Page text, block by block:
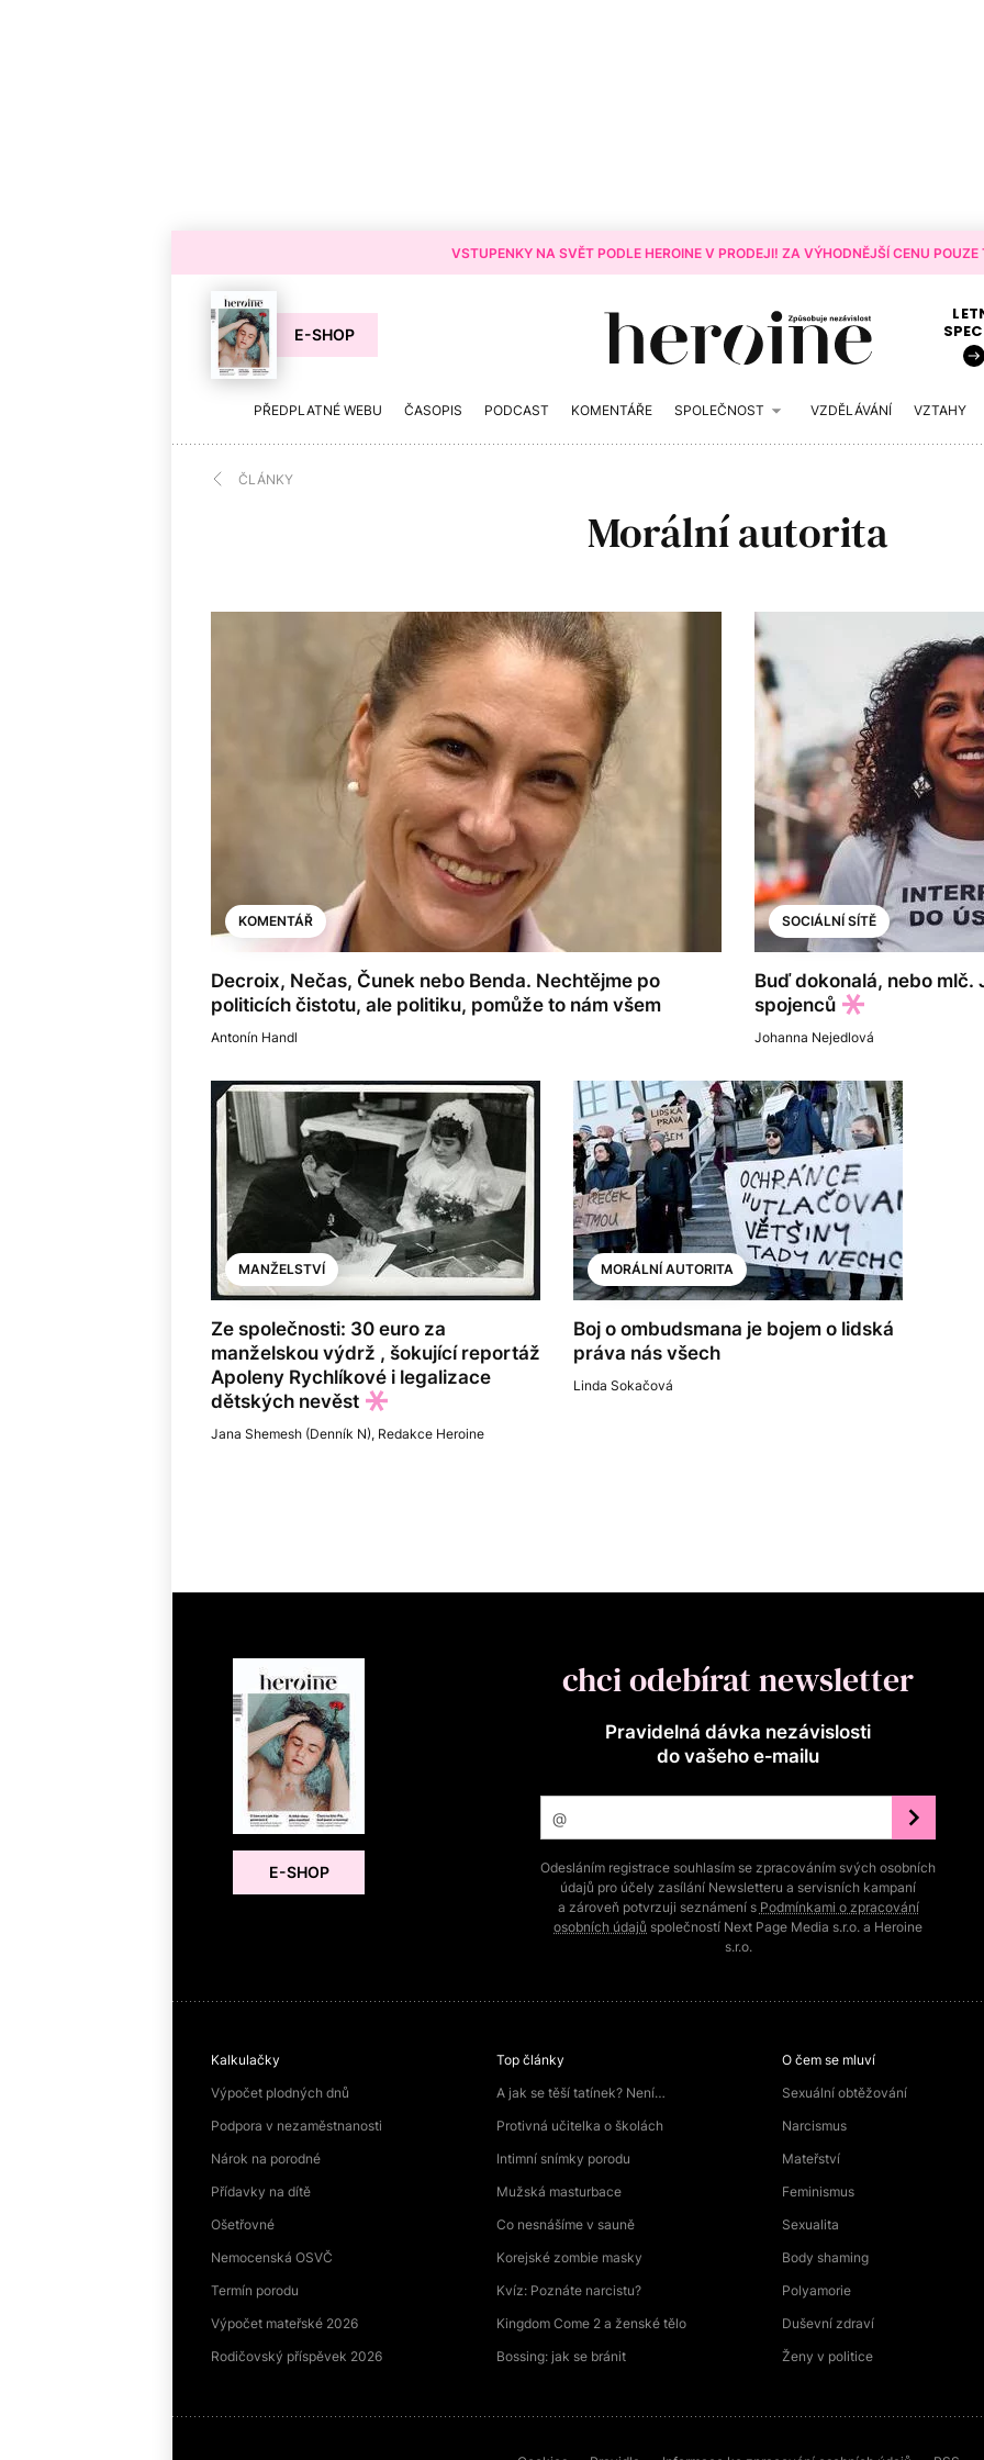
VSTUPENKY NA SVĚT PODLE HEROINE V PRODEJI! ZA VÝHODNĚJŠÍ CENU
E-SHOP
PŘEDPLATNÉ WEBU ČASOPIS PODCAST KOMENTÁŘE SPOLEČNOST VZDĚLÁVÁNÍ VZTAHY
ČLÁNKY
Morální autorita
KOMENTÁŘ
Decroix, Nečas, Čunek nebo Benda. Nechtějme po
politicích čistotu, ale politiku, pomůže to nám všem
Antonín Handl
SOCIÁLNÍ SÍTĚ
Buď dokonalá, nebo mlč.
spojenců
Johanna Nejedlová
MANŽELSTVÍ
Ze společnosti: 30 euro za
manželskou výdrž , šokující reportáž
Apoleny Rychlíkové i legalizace
dětských nevěst
Jana Shemesh (Denník N), Redakce Heroine
MORÁLNÍ AUTORITA
Boj o ombudsmana je bojem o lidská
práva nás všech
Linda Sokačová
E-SHOP
chci odebírat newsletter
Pravidelná dávka nezávislosti
do vašeho e‑mailu
Odesláním registrace souhlasím se zpracováním svých osobních
údajů pro účely zasílání Newsletteru a servisních kampaní
a zároveň potvrzuji seznámení s Podmínkami o zpracování
osobních údajů společností Next Page Media s.r.o. a Heroine
s.r.o.
Kalkulačky
Výpočet plodných dnů
Podpora v nezaměstnanosti
Nárok na porodné
Přídavky na dítě
Ošetřovné
Nemocenská OSVČ
Termín porodu
Výpočet mateřské 2026
Rodičovský příspěvek 2026
Top články
A jak se těší tatínek? Není…
Protivná učitelka o školách
Intimní snímky porodu
Mužská masturbace
Co nesnášíme v sauně
Korejské zombie masky
Kvíz: Poznáte narcistu?
Kingdom Come 2 a ženské tělo
Bossing: jak se bránit
O čem se mluví
Sexuální obtěžování
Narcismus
Mateřství
Feminismus
Sexualita
Body shaming
Polyamorie
Duševní zdraví
Ženy v politice